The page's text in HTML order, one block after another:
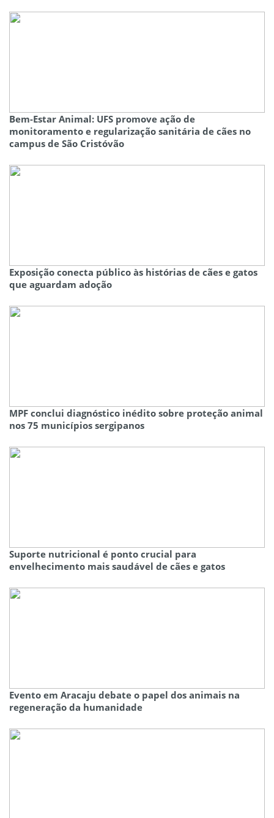
Bem-Estar Animal: UFS promove ação de
monitoramento e regularização sanitária de cães no
campus de São Cristóvão
Exposição conecta público às histórias de cães e gatos
que aguardam adoção
MPF conclui diagnóstico inédito sobre proteção animal
nos 75 municípios sergipanos
Suporte nutricional é ponto crucial para
envelhecimento mais saudável de cães e gatos
Evento em Aracaju debate o papel dos animais na
regeneração da humanidade